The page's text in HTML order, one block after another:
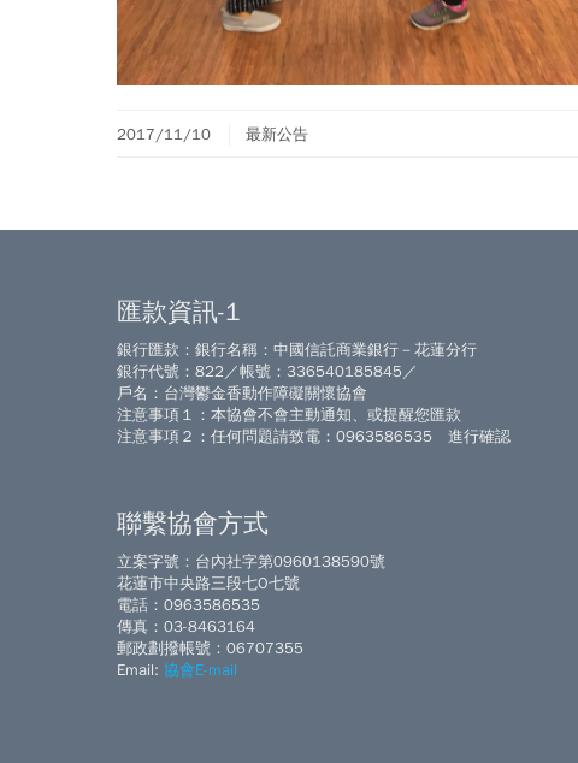
2017/11/10 最新公告
匯款資訊-1
銀行匯款：銀行名稱：中國信託商業銀行－花蓮分行
銀行代號：822／帳號：336540185845／
戶名：台灣鬱金香動作障礙關懷協會
注意事項１：本協會不會主動通知、或提醒您匯款
注意事項２：任何問題請致電：0963586535 進行確認
聯繫協會方式
立案字號：台內社字第0960138590號
花蓮市中央路三段七O七號
電話：0963586535
傳真：03-8463164
郵政劃撥帳號：06707355
Email: 協會E-mail